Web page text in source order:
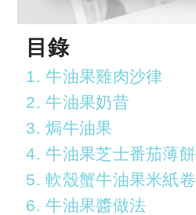
目錄
1. 牛油果雞肉沙律
2. 牛油果奶昔
3. 焗牛油果
4. 牛油果芝士番茄薄餅
5. 軟殼蟹牛油果米紙卷
6. 牛油果醬做法